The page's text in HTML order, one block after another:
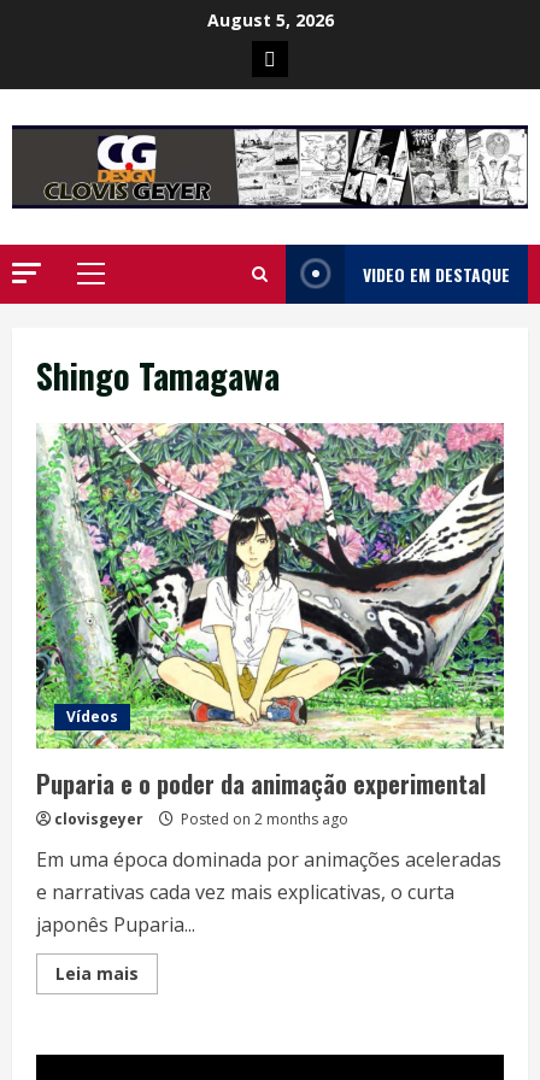
August 5, 2026
Poster
da
Ilha
Primary
VIDEO EM DESTAQUE
Shingo Tamagawa
Vídeos
Puparia e o poder da animação experimental
clovisgeyer Posted on 2 months ago
Em uma época dominada por animações aceleradas
e narrativas cada vez mais explicativas, o curta
japonês Puparia...
Leia mais
more
o